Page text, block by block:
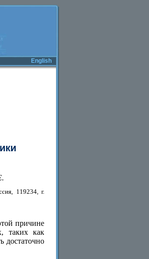
English
119234, г.
причине
таких как
достаточно